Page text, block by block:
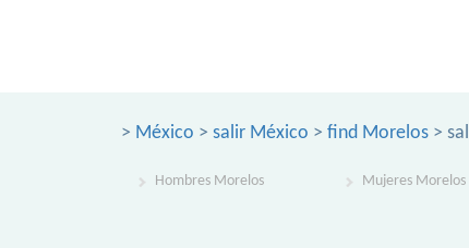
> México > salir México > find Morelos >
Hombres Morelos Mujeres Morelos